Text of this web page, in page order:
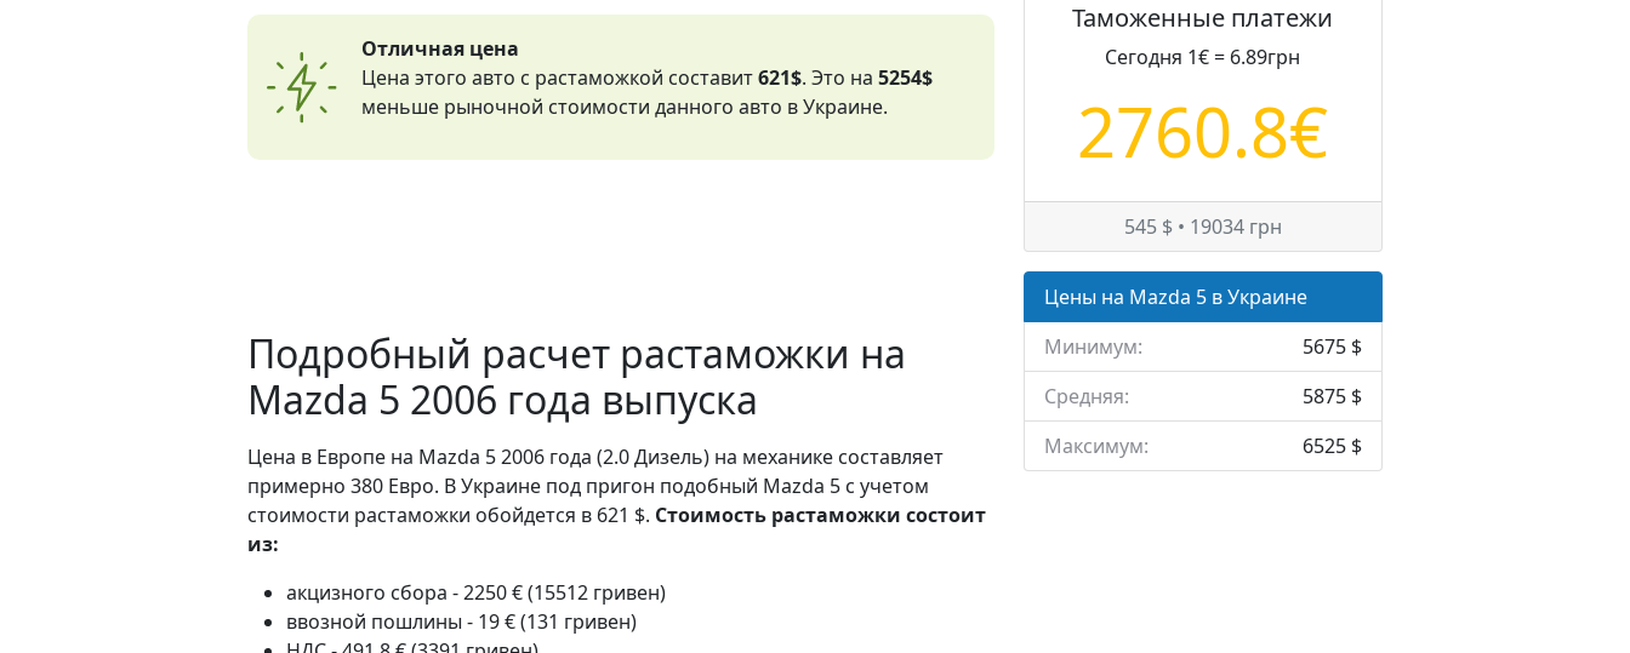
Отличная цена
Цена этого авто с растаможкой составит621$. Это на5254$
меньше рыночной стоимости данного авто в Украине.
Подробный расчет растаможки на
Mazda 5 2006 года выпуска
Цена в Европе на Mazda 5 2006 года (2.0 Дизель) на механике составляет
примерно 380 Евро. В Украине под пригон подобный Mazda 5 с учетом
стоимости растаможки обойдется в 621 $. Стоимость растаможки состоит
из:
акцизного сбора - 2250 € (15512 гривен)
ввозной пошлины - 19 € (131 гривен)
Таможенные платежи
Сегодня 1€ = 6.89грн
2760.8€
545 $ • 19034 грн
Цены на Mazda 5 в Украине
Минимум:
5675 $
Средняя:
5875 $
Максимум:
6525 $